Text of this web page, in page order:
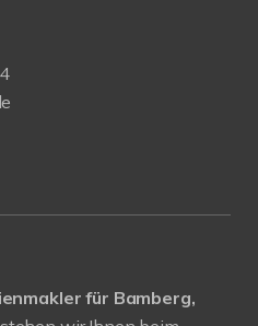
für Bamberg,